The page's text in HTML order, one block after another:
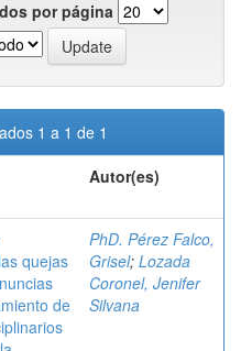
por página
1 a 1 de 1
Autor(es)
quejas
de
PhD. Pérez Falco,
Grisel; Lozada
Coronel, Jenifer
Silvana